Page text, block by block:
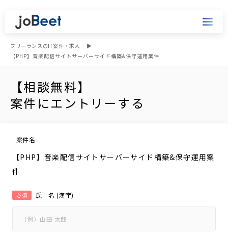
フリーランスのIT案件・求人
【PHP】音楽配信サイトサーバーサイド構築&保守運用案件
【相談無料】
案件にエントリーする
案件名
【PHP】音楽配信サイトサーバーサイド構築&保守運用案
件
氏 名 (漢字)
必須